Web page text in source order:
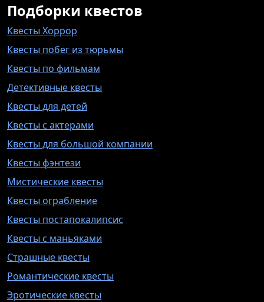
Подборки квестов
Квесты Хоррор
Квесты побег из тюрьмы
Квесты по фильмам
Детективные квесты
Квесты для детей
Квесты с актерами
Квесты для большой компании
Квесты фэнтези
Мистические квесты
Квесты ограбление
Квесты постапокалипсис
Квесты с маньяками
Страшные квесты
Романтические квесты
Эротические квесты